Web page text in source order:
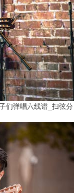
们弹唱六线谱_扫弦分